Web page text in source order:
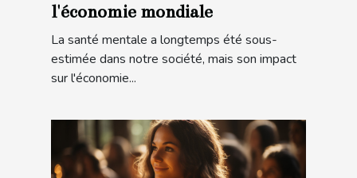
l'économie mondiale
La santé mentale a longtemps été sous-
estimée dans notre société, mais son impact
sur l'économie...